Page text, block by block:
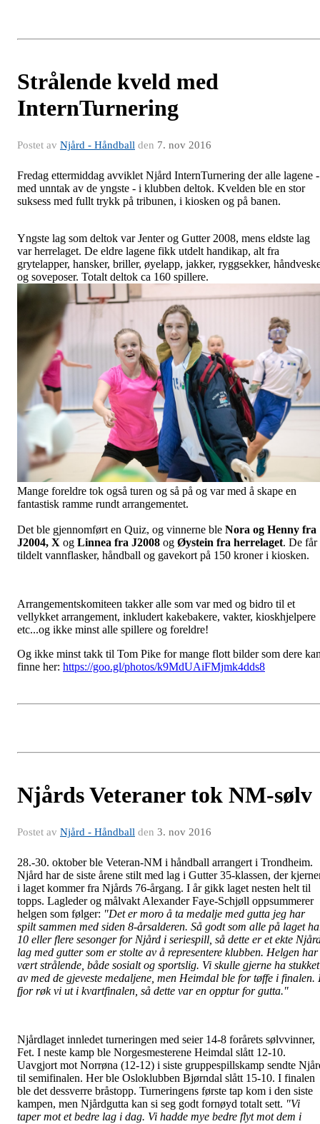
Strålende kveld med
InternTurnering
Postet av Njård - Håndball den 7. nov 2016
Fredag ettermiddag avviklet Njård InternTurnering der alle lagene -
med unntak av de yngste - i klubben deltok. Kvelden ble en stor
suksess med fullt trykk på tribunen, i kiosken og på banen.
Yngste lag som deltok var Jenter og Gutter 2008, mens eldste lag
var herrelaget. De eldre lagene fikk utdelt handikap, alt fra
grytelapper, hansker, briller, øyelapp, jakker, ryggsekker,
og soveposer. Totalt deltok ca 160 spillere.
Mange foreldre tok også turen og så på og var med å skape en
fantastisk ramme rundt arrangementet.
Det ble gjennomført en Quiz, og vinnerne ble Nora og Henny fra
J2004, X og Linnea fra J2008 og Øystein fra herrelaget. De får
tildelt vannflasker, håndball og gavekort på 150 kroner i kiosken.
Arrangementskomiteen takker alle som var med og bidro til et
vellykket arrangement, inkludert kakebakere, vakter, kioskhjelpere
etc...og ikke minst alle spillere og foreldre!
Og ikke minst takk til Tom Pike for mange flott bilder som dere
finne her: https://goo.gl/photos/k9MdUAiFMjmk4dds8
Njårds Veteraner tok NM-sølv
Postet av Njård - Håndball den 3. nov 2016
28.-30. oktober ble Veteran-NM i håndball arrangert i Trondheim.
Njård har de siste årene stilt med lag i Gutter 35-klassen, der
i laget kommer fra Njårds 76-årgang. I år gikk laget nesten helt til
topps. Lagleder og målvakt Alexander Faye-Schjøll oppsummerer
helgen som følger: "Det er moro å ta medalje med gutta jeg har
spilt sammen med siden 8-årsalderen. Så godt som alle på laget
10 eller flere sesonger for Njård i seriespill, så dette er et ekte
lag med gutter som er stolte av å representere klubben. Helgen har
vært strålende, både sosialt og sportslig. Vi skulle gjerne ha stukket
av med de gjeveste medaljene, men Heimdal ble for tøffe i finalen.
fjor røk vi ut i kvartfinalen, så dette var en opptur for gutta."
Njårdlaget innledet turneringen med seier 14-8 forårets sølvvinner,
Fet. I neste kamp ble Norgesmesterene Heimdal slått 12-10.
Uavgjort mot Norrøna (12-12) i siste gruppespillskamp sendte
til semifinalen. Her ble Osloklubben Bjørndal slått 15-10. I finalen
ble det dessverre bråstopp. Turneringens første tap kom i den siste
kampen, men Njårdgutta kan si seg godt fornøyd totalt sett. "Vi
taper mot et bedre lag i dag. Vi hadde mye bedre flyt mot dem i